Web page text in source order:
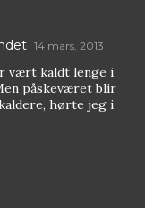
14 mars, 2013
vært kaldt lenge i
påskeværet blir
hørte jeg i